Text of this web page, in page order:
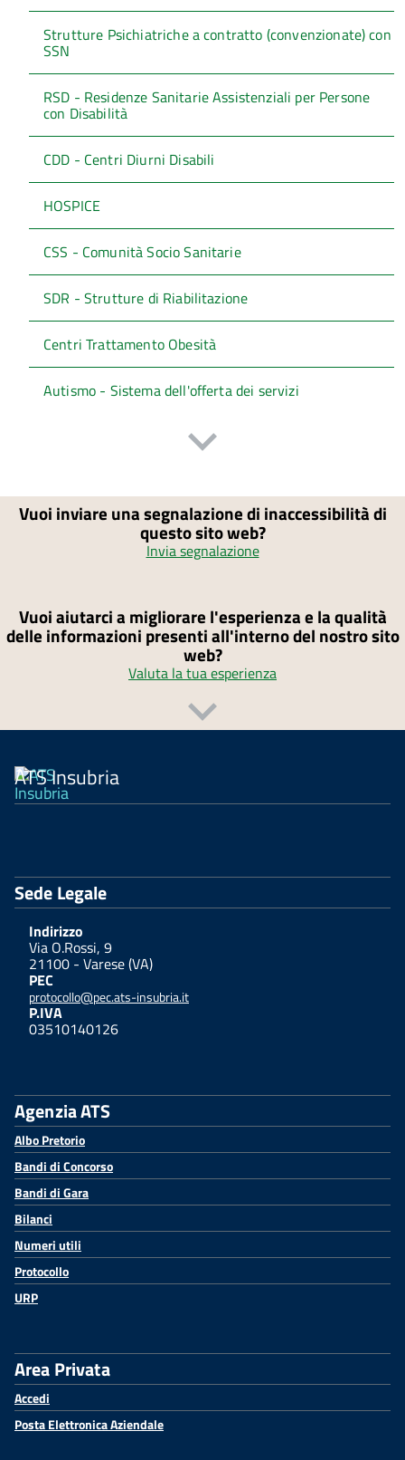
Strutture Psichiatriche a contratto (convenzionate) con
SSN
RSD - Residenze Sanitarie Assistenziali per Persone
con Disabilità
CDD - Centri Diurni Disabili
HOSPICE
CSS - Comunità Socio Sanitarie
SDR - Strutture di Riabilitazione
Centri Trattamento Obesità
Autismo - Sistema dell'offerta dei servizi
Vuoi inviare una segnalazione di inaccessibilità di
questo sito web?
Invia segnalazione
Vuoi aiutarci a migliorare l'esperienza e la qualità
delle informazioni presenti all'interno del nostro sito
web?
Valuta la tua esperienza
ATS Insubria
Sede Legale
Indirizzo
Via O.Rossi, 9
21100 - Varese (VA)
PEC
protocollo@pec.ats-insubria.it
P.IVA
03510140126
Agenzia ATS
Albo Pretorio
Bandi di Concorso
Bandi di Gara
Bilanci
Numeri utili
Protocollo
URP
Area Privata
Accedi
Posta Elettronica Aziendale